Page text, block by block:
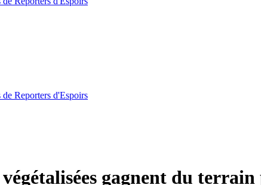
végétalisées gagnent du